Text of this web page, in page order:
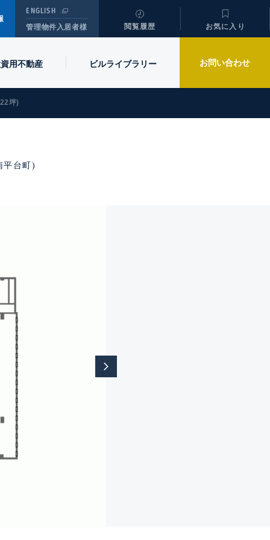
ENGLISH
管理物件入居者様
閲覧履歴 お気に入り
用不動産 ビルライブラリー お問い合わせ
坪)
平台町)